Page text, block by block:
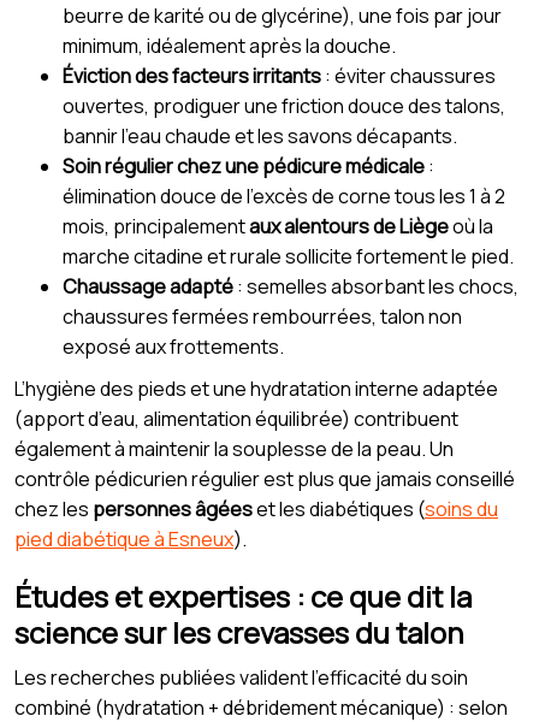
beurre de karité ou de glycérine), une fois par jour
minimum, idéalement après la douche.
Éviction des facteurs irritants: éviter chaussures
ouvertes, prodiguer une friction douce des talons,
bannir l’eau chaude et les savons décapants.
Soin régulier chez une pédicure médicale:
élimination douce de l’excès de corne tous les 1 à 2
mois, principalementaux alentours de Liègeoù la
marche citadine et rurale sollicite fortement le pied.
Chaussage adapté: semelles absorbant les chocs,
chaussures fermées rembourrées, talon non
exposé aux frottements.
L’hygiène des pieds et une hydratation interne adaptée
(apport d’eau, alimentation équilibrée) contribuent
également à maintenir la souplesse de la peau. Un
contrôle pédicurien régulier est plus que jamais conseillé
chez les personnes âgéeset les diabétiques (soins du
pied diabétique à Esneux).
Études et expertises : ce que dit la
science sur les crevasses du talon
Les recherches publiées valident l’efficacité du soin
combiné (hydratation + débridement mécanique) : selon